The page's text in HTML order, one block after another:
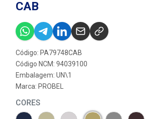
CAB
Código: PA79748CAB
Código NCM: 94039100
Embalagem: UN\1
Marca: PROBEL
CORES